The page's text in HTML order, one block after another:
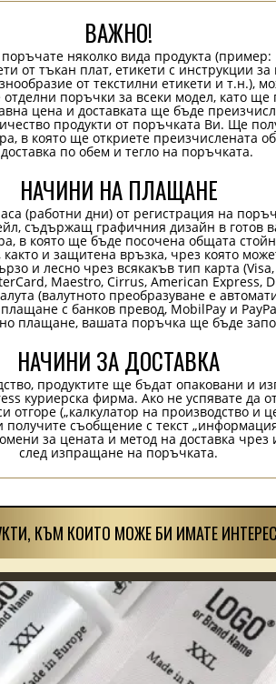
ВАЖНО!
поръчате няколко вида продукта
от тъкан плат, етикети с инструкции
от текстилни етикети и т.н.),
отделни поръчки за всеки модел, като ще
цена и доставката ще бъде
продукти от поръчката Ви. Ще
в която ще откриете преизчислената
по обем и тегло на поръчката.
НАЧИНИ НА ПЛАЩАНЕ
(работни дни) от регистрация на
съдържащ графичния дизайн в готов
в която ще бъде посочена общата
както и защитена връзка, чрез която
и лесно чрез всякакъв тип карта
Maestro, Cirrus, American Express,
(валутното преобразуване е
с банков превод, MobilPay и
плащане, вашата поръчка ще бъде
НАЧИНИ ЗА ДОСТАВКА
продуктите ще бъдат опаковани и
куриерска фирма. Ако не успявате да
отгоре („калкулатор на производство и
получите съобщение с текст
за цената и метод на доставка чрез
след изпращане на поръчката.
КЪМ КОИТО МОЖЕ БИ ИМАТЕ